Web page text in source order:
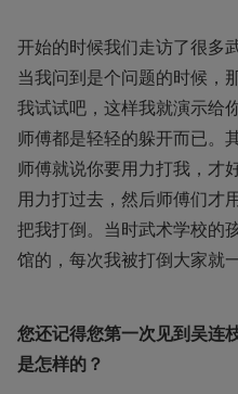
开始的时候我们走访了很多
当我问到是个问题的时候，
我试试吧，这样我就演示给
师傅都是轻轻的躲开而已。
师傅就说你要用力打我，才
用力打过去，然后师傅们才
把我打倒。当时武术学校的
馆的，每次我被打倒大家就
您还记得您第一次见到吴连
是怎样的？